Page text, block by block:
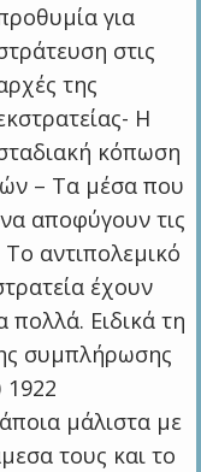
για
στις
της
Η
κόπωση
– Τα μέσα που
αποφύγουν τις
αντιπολεμικό
έχουν
πολλά. Ειδικά τη
συμπλήρωσης
1922
μάλιστα με
τους και το